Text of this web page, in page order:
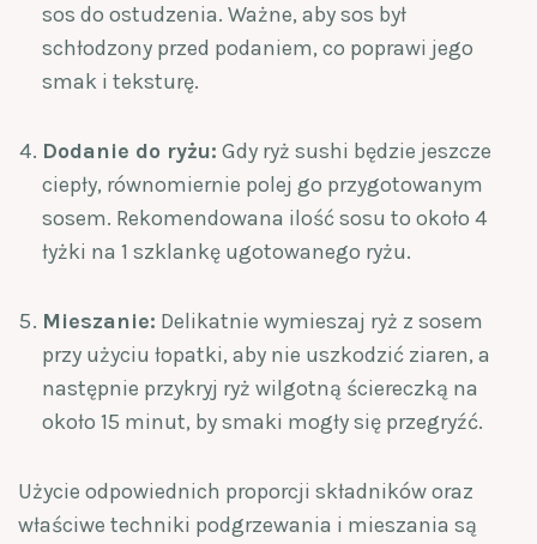
sos do ostudzenia. Ważne, aby sos był
schłodzony przed podaniem, co poprawi jego
smak i teksturę.
Dodanie do ryżu: Gdy ryż sushi będzie jeszcze
ciepły, równomiernie polej go przygotowanym
sosem. Rekomendowana ilość sosu to około 4
łyżki na 1 szklankę ugotowanego ryżu.
Mieszanie: Delikatnie wymieszaj ryż z sosem
przy użyciu łopatki, aby nie uszkodzić ziaren, a
następnie przykryj ryż wilgotną ściereczką na
około 15 minut, by smaki mogły się przegryźć.
Użycie odpowiednich proporcji składników oraz
właściwe techniki podgrzewania i mieszania są